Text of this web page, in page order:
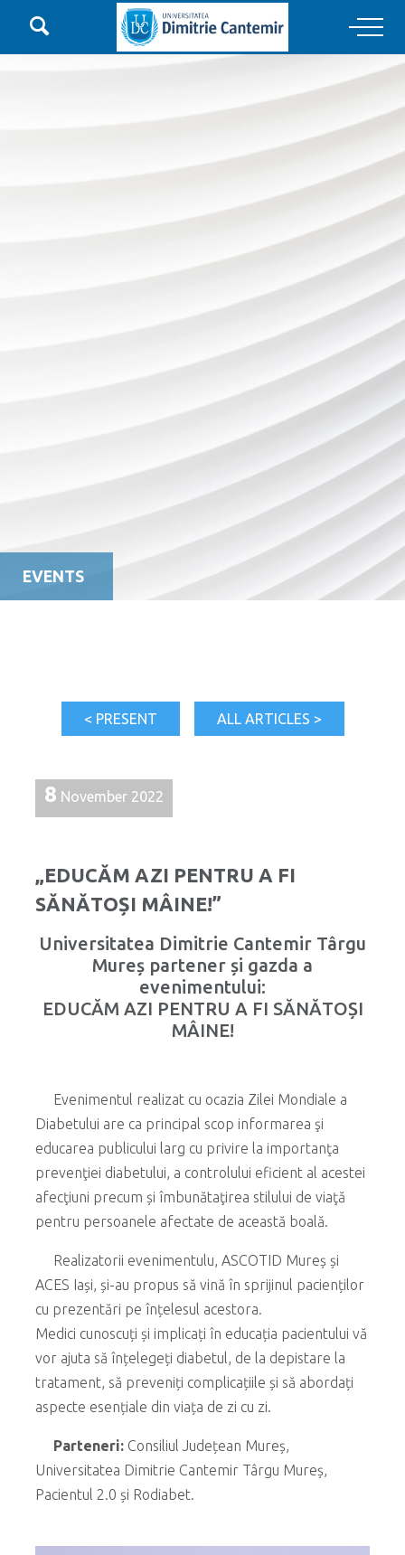

Main Navigation
EVENTS
< PRESENT ALL ARTICLES >
8 November 2022
„EDUCĂM AZI PENTRU A FI
SĂNĂTOȘI MÂINE!”
Universitatea Dimitrie Cantemir Târgu
Mureș partener și gazda a
evenimentului:
EDUCĂM AZI PENTRU A FI SĂNĂTOȘI
MÂINE!
Evenimentul realizat cu ocazia Zilei Mondiale a
Diabetului are ca principal scop informarea şi
educarea publicului larg cu privire la importanţa
prevenţiei diabetului, a controlului eficient al acestei
afecţiuni precum și îmbunătaţirea stilului de viaţă
pentru persoanele afectate de această boală.
Realizatorii evenimentulu, ASCOTID Mureș și
ACES Iași, și-au propus să vină în sprijinul pacienților
cu prezentări pe înțelesul acestora.
Medici cunoscuți și implicați în educația pacientului vă
vor ajuta să înțelegeți diabetul, de la depistare la
tratament, să preveniți complicațiile și să abordați
aspecte esențiale din viața de zi cu zi.
Parteneri: Consiliul Județean Mureș,
Universitatea Dimitrie Cantemir Târgu Mureș,
Pacientul 2.0 și Rodiabet.